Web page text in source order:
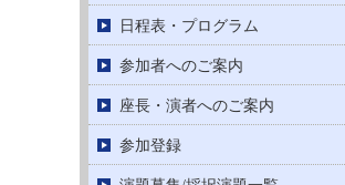
日程表・プログラム
参加者へのご案内
座長・演者へのご案内
参加登録